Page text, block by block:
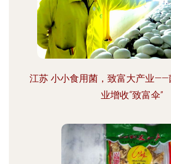
江苏 小小食用菌，致富大产业——
业增收“致富伞”